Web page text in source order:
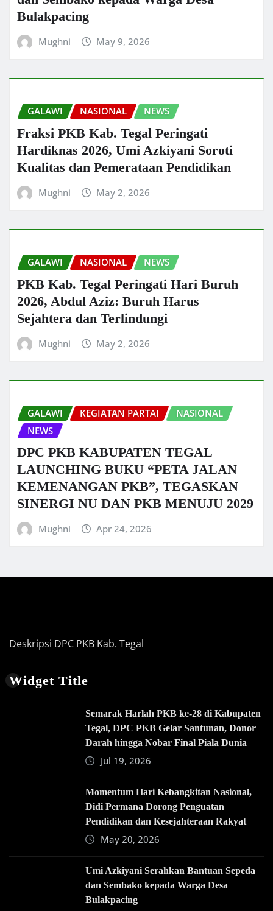
Bulakpacing
Mughni May 9, 2026
GALAWI NASIONAL NEWS
Fraksi PKB Kab. Tegal Peringati
Hardiknas 2026, Umi Azkiyani Soroti
Kualitas dan Pemerataan Pendidikan
Mughni May 2, 2026
GALAWI NASIONAL NEWS
PKB Kab. Tegal Peringati Hari Buruh
2026, Abdul Aziz: Buruh Harus
Sejahtera dan Terlindungi
Mughni May 2, 2026
GALAWI KEGIATAN PARTAI
NASIONAL
NEWS
DPC PKB KABUPATEN TEGAL
LAUNCHING BUKU “PETA JALAN
KEMENANGAN PKB”, TEGASKAN
SINERGI NU DAN PKB MENUJU 2029
Mughni Apr 24, 2026
Deskripsi DPC PKB Kab. Tegal
Widget Title
Semarak Harlah PKB ke-28 di Kabupaten
Tegal, DPC PKB Gelar Santunan, Donor
Darah hingga Nobar Final Piala Dunia
Jul 19, 2026
Momentum Hari Kebangkitan Nasional,
Didi Permana Dorong Penguatan
Pendidikan dan Kesejahteraan Rakyat
May 20, 2026
Umi Azkiyani Serahkan Bantuan Sepeda
dan Sembako kepada Warga Desa
Bulakpacing